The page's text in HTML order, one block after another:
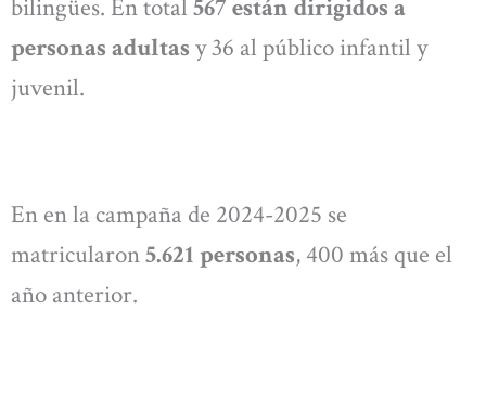
bilingües. En total 567 están dirigidos a
personas adultas y 36 al público infantil y
juvenil.
En en la campaña de 2024-2025 se
matricularon5.621 personas, 400 más que el
año anterior.